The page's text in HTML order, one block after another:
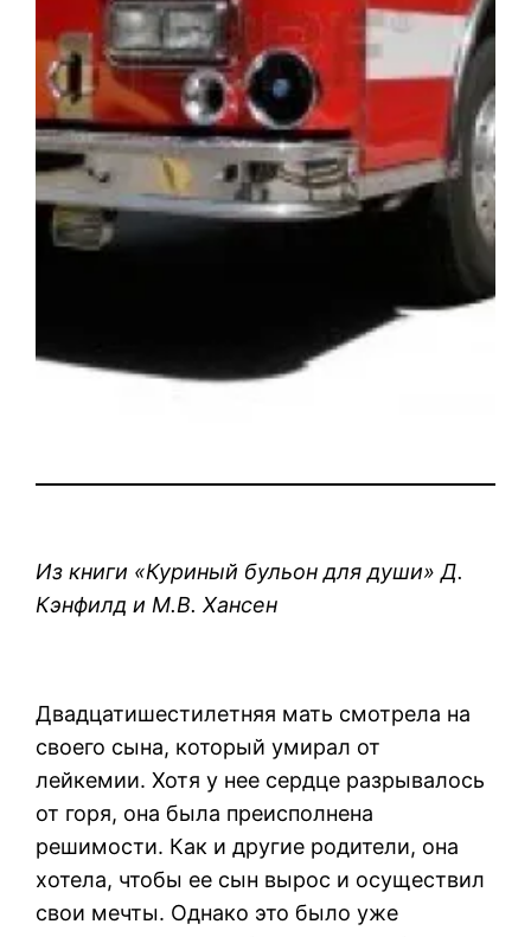
Из книги «Куриный бульон для души» Д.
Кэнфилд и М.В. Хансен
Двадцатишестилетняя мать смотрела на
своего сына, который умирал от
лейкемии. Хотя у нее сердце разрывалось
от горя, она была преисполнена
решимости. Как и другие родители, она
хотела, чтобы ее сын вырос и осуществил
свои мечты. Однако это было уже